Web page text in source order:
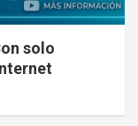
solo